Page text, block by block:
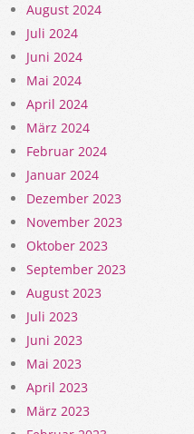
August 2024
Juli 2024
Juni 2024
Mai 2024
April 2024
März 2024
Februar 2024
Januar 2024
Dezember 2023
November 2023
Oktober 2023
September 2023
August 2023
Juli 2023
Juni 2023
Mai 2023
April 2023
März 2023